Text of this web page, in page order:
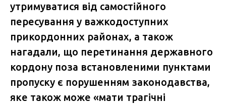
утримуватися від самостійного
пересування у важкодоступних
прикордонних районах, а також
нагадали, що перетинання державного
кордону поза встановленими пунктами
пропуску є порушенням законодавства,
яке також може «мати трагічні